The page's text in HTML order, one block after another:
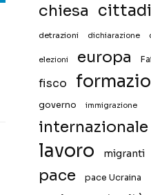
chiesa
detrazioni dichiarazione
elezioni europa Fai
fisco
governo immigrazione
internazionale
lavoro migranti
pace
pace Ucraina